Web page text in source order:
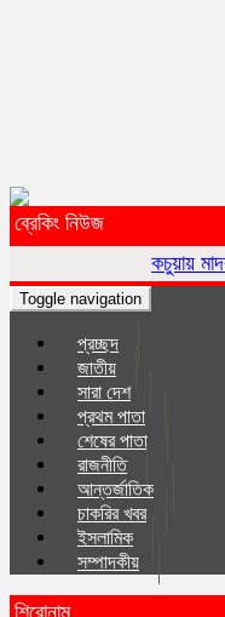
ব্রেকিং নিউজ
কচুয়ায় মাদকাসক্ত চিকিৎসক
Toggle navigation
প্রচ্ছদ
জাতীয়
সারা দেশ
প্রথম পাতা
শেষের পাতা
রাজনীতি
আন্তর্জাতিক
চাকরির খবর
ইসলা‌মিক
সম্পাদকীয়
শিরোনাম